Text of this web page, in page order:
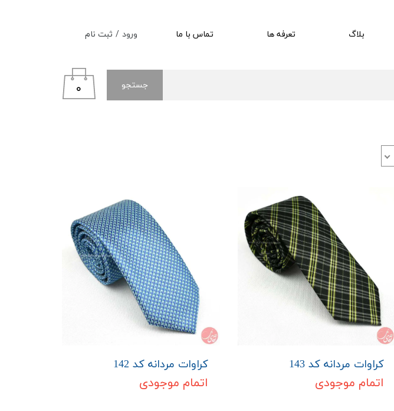
ورود / ثبت نام
تغییر گذر واژه
سفارشات
بلاگ تعرفه ها تماس با ما
جستجو ۰
کراوات مردانه کد 143
اتمام موجودی
کراوات مردانه کد 142
اتمام موجودی